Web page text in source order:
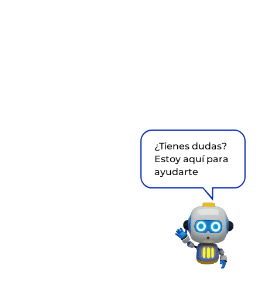
¿Tienes dudas?
Estoy aquí para
ayudarte